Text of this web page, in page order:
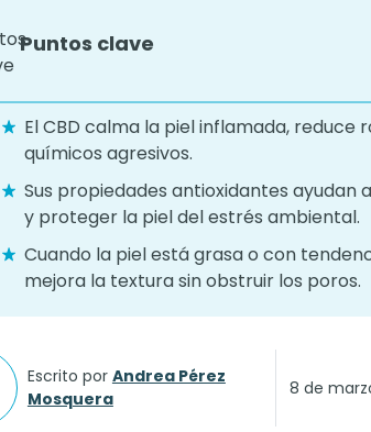
Puntos clave
El CBD calma la piel inflamada, reduce
químicos agresivos.
Sus propiedades antioxidantes
y proteger la piel del estrés ambiental.
Cuando la piel está grasa o con
mejora la textura sin obstruir los poros.
Escrito por Andrea Pérez
Mosquera
8 de